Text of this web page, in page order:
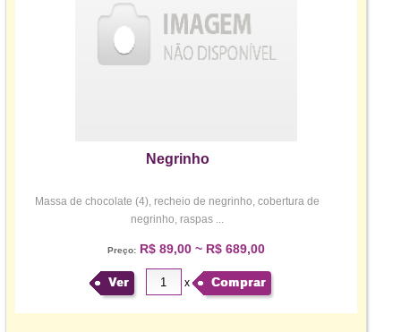
Negrinho
Massa de chocolate (4), recheio de negrinho, cobertura de
negrinho, raspas ...
Preço:R$ 89,00 ~ R$ 689,00
Ver x Comprar